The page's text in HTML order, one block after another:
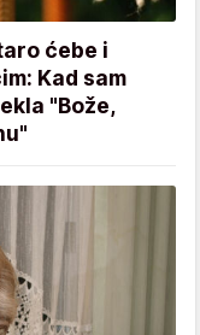
ćebe i
Kad sam
"Bože,